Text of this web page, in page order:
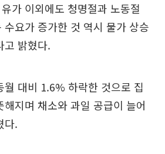
가 이외에도 청명절과 노동절
수요가 증가한 것 역시 물가 상승
고 밝혔다.
월 대비 1.6% 하락한 것으로 집
지며 채소와 과일 공급이 늘어
다.